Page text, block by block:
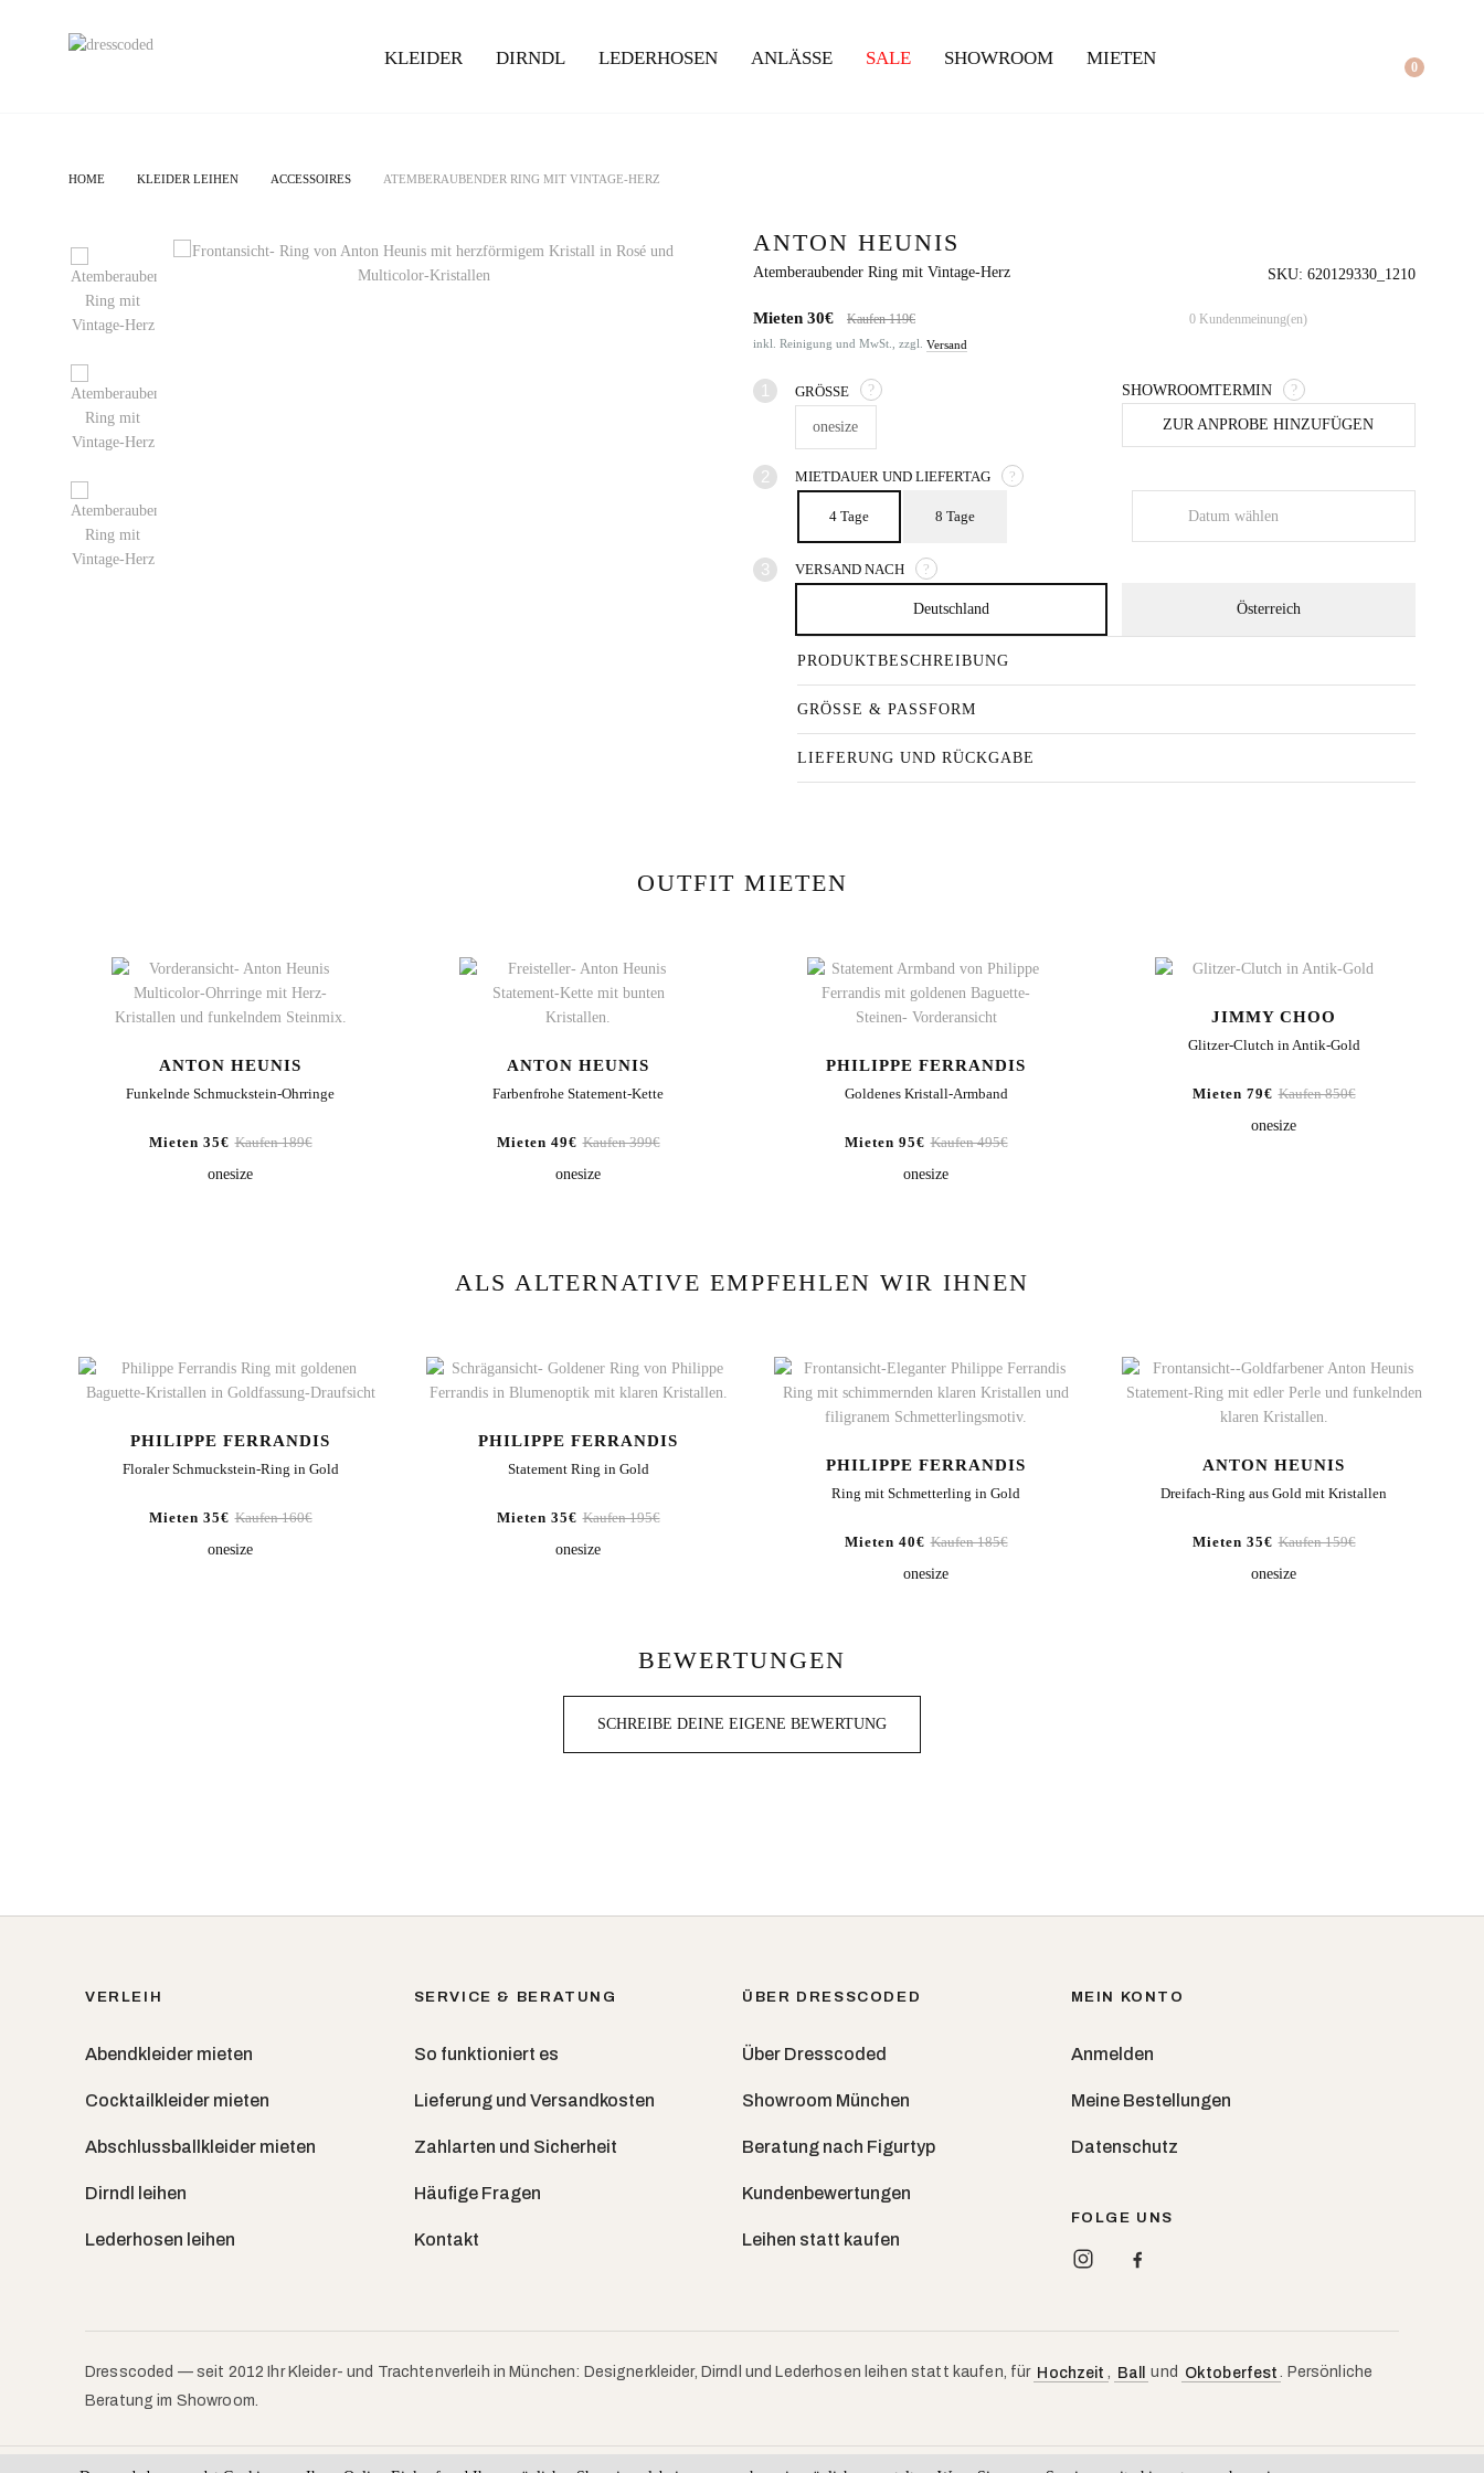
KLEIDER DIRNDL LEDERHOSEN ANLÄSSE SALE SHOWROOM MIETEN 0
HOME KLEIDER LEIHEN ACCESSOIRES ATEMBERAUBENDER RING MIT VINTAGE-HERZ
ANTON HEUNIS
Atemberaubender Ring mit Vintage-Herz SKU: 620129330_1210
Mieten 30€ Kaufen 119€
inkl. Reinigung und MwSt., zzgl. Versand
0 Kundenmeinung(en)
GRÖSSE ?
onesize
SHOWROOMTERMIN ?
ZUR ANPROBE HINZUFÜGEN
MIETDAUER UND LIEFERTAG ?
4 Tage 8 Tage
VERSAND NACH ?
Deutschland Österreich
PRODUKTBESCHREIBUNG
GRÖSSE & PASSFORM
LIEFERUNG UND RÜCKGABE
OUTFIT MIETEN
ANTON HEUNIS
Funkelnde Schmuckstein-Ohrringe
Mieten 35€ Kaufen 189€
onesize
ANTON HEUNIS
Farbenfrohe Statement-Kette
Mieten 49€ Kaufen 399€
onesize
PHILIPPE FERRANDIS
Goldenes Kristall-Armband
Mieten 95€ Kaufen 495€
onesize
JIMMY CHOO
Glitzer-Clutch in Antik-Gold
Mieten 79€ Kaufen 850€
onesize
ALS ALTERNATIVE EMPFEHLEN WIR IHNEN
PHILIPPE FERRANDIS
Floraler Schmuckstein-Ring in Gold
Mieten 35€ Kaufen 160€
onesize
PHILIPPE FERRANDIS
Statement Ring in Gold
Mieten 35€ Kaufen 195€
onesize
PHILIPPE FERRANDIS
Ring mit Schmetterling in Gold
Mieten 40€ Kaufen 185€
onesize
ANTON HEUNIS
Dreifach-Ring aus Gold mit Kristallen
Mieten 35€ Kaufen 159€
onesize
BEWERTUNGEN
SCHREIBE DEINE EIGENE BEWERTUNG
Review Image
VERLEIH
Abendkleider mieten
Cocktailkleider mieten
Abschlussballkleider mieten
Dirndl leihen
Lederhosen leihen
SERVICE & BERATUNG
So funktioniert es
Lieferung und Versandkosten
Zahlarten und Sicherheit
Häufige Fragen
Kontakt
ÜBER DRESSCODED
Über Dresscoded
Showroom München
Beratung nach Figurtyp
Kundenbewertungen
Leihen statt kaufen
MEIN KONTO
Anmelden
Meine Bestellungen
Datenschutz
FOLGE UNS
Dresscoded — seit 2012 Ihr Kleider- und Trachtenverleih in München: Designerkleider, Dirndl und Lederhosen leihen statt kaufen, für Hochzeit Ball und Oktoberfest
. Persönliche
Beratung im Showroom.